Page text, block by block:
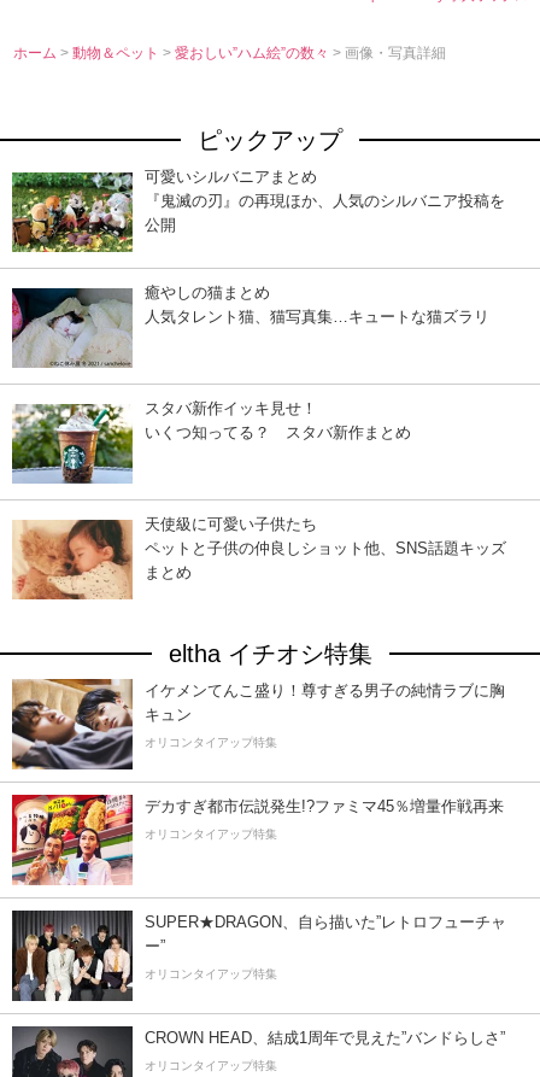
ホーム >動物＆ペット>愛おしい”ハム絵”の数々> 画像・写真詳細
ピックアップ
可愛いシルバニアまとめ
『鬼滅の刃』の再現ほか、人気のシルバニア投稿を
公開
癒やしの猫まとめ
人気タレント猫、猫写真集…キュートな猫ズラリ
スタバ新作イッキ見せ！
いくつ知ってる？ スタバ新作まとめ
天使級に可愛い子供たち
ペットと子供の仲良しショット他、SNS話題キッズ
まとめ
eltha イチオシ特集
イケメンてんこ盛り！尊すぎる男子の純情ラブに胸
キュン
オリコンタイアップ特集
デカすぎ都市伝説発生!?ファミマ45％増量作戦再来
オリコンタイアップ特集
SUPER★DRAGON、自ら描いた”レトロフューチャ
ー”
オリコンタイアップ特集
CROWN HEAD、結成1周年で見えた”バンドらしさ”
オリコンタイアップ特集